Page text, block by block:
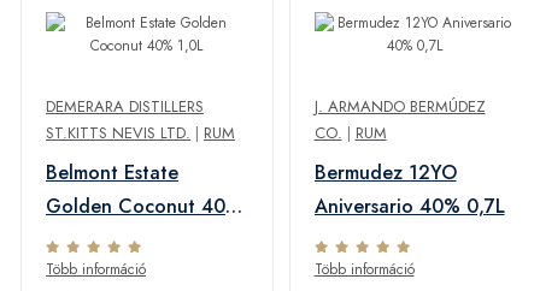
DEMERARA DISTILLERS
ST.KITTS NEVIS LTD. | RUM
Belmont Estate
Golden Coconut 40%
1,0L
Több információ
J. ARMANDO BERMÚDEZ
CO. | RUM
Bermudez 12YO
Aniversario 40% 0,7L
Több információ